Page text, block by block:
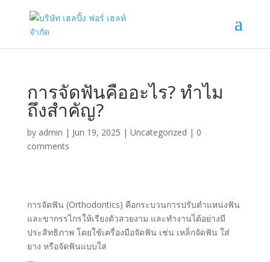
การจัดฟันคืออะไร? ทำไม
ถึงสำคัญ?
by admin | Jun 19, 2025 | Uncategorized | 0
comments
การจัดฟัน (Orthodontics) คือกระบวนการปรับตำแหน่งฟัน
และขากรรไกรให้เรียงตัวสวยงาม และทำงานได้อย่างมี
ประสิทธิภาพ โดยใช้เครื่องมือจัดฟัน เช่น เหล็กจัดฟัน ใส่
ยาง หรือจัดฟันแบบใส